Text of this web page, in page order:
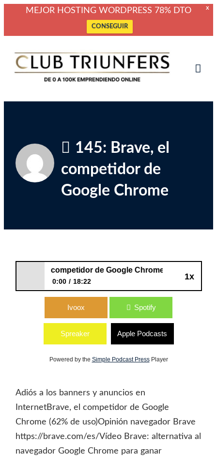
X
MEJOR HOSTING WORDPRESS 78% DTO
CONSEGUIR
contenido
Club Triunfers
145: Brave, el
competidor de
Google Chrome
1x
Brave, el competidor de Google Chrome
0:00 18:22
145: Brave, el competidor de Google
Ivoox Spotify
Spreaker Apple Podcasts
Powered by the Simple Podcast PressPlayer
Adiós a los banners y anuncios en
InternetBrave, el competidor de Google
Chrome (62% de uso)Opinión navegador Brave
https://brave.com/es/Vídeo Brave: alternativa al
navegador Google Chrome para ganar